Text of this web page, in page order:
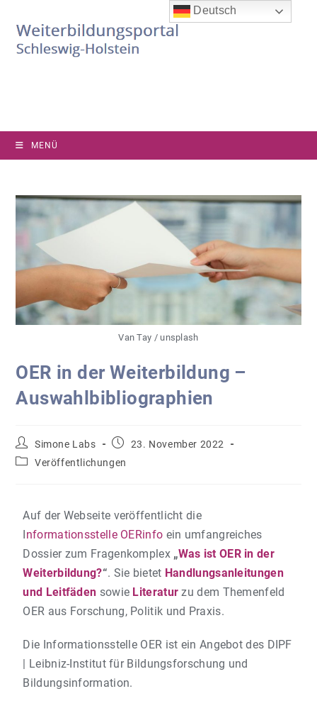
MENÜ
Van Tay / unsplash
OER in der Weiterbildung –
Auswahlbibliographien
Simone Labs
23. November 2022
Veröffentlichungen
Auf der Webseite veröffentlicht die
Informationsstelle OERinfo ein umfangreiches
Dossier zum Fragenkomplex „Was ist OER in der
Weiterbildung?“. Sie bietet Handlungsanleitungen
und Leitfäden sowie Literaturzu dem Themenfeld
OER aus Forschung, Politik und Praxis.
Die Informationsstelle OER ist ein Angebot des DIPF
| Leibniz-Institut für Bildungsforschung und
Bildungsinformation.
Deutsch